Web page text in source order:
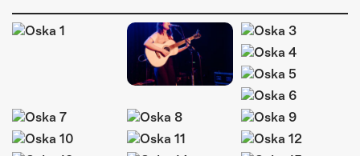
GALERIE
FOTOGALERIE
INFOS